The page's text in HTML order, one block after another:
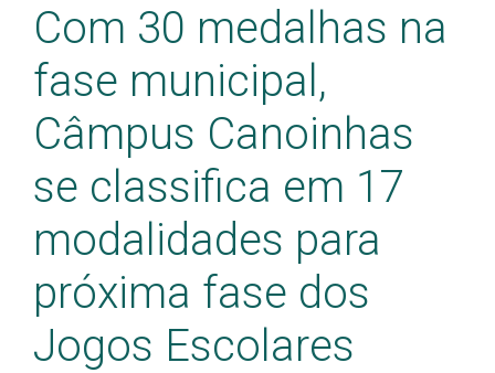
Com 30 medalhas na
fase municipal,
Câmpus Canoinhas
se classifica em 17
modalidades para
próxima fase dos
Jogos Escolares